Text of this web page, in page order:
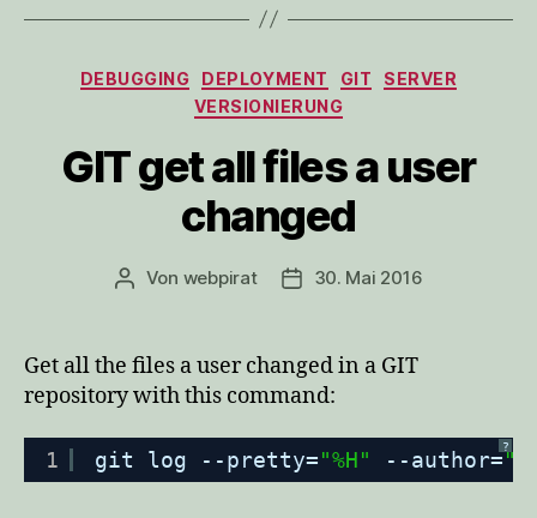
Kategorien
DEBUGGING DEPLOYMENT GIT
SERVER
VERSIONIERUNG
GIT get all files a user
changed
Beitragsautor
Von webpirat Veröffentlichungsdatum
30. Mai 2016
Get all the files a user changed in a GIT
repository with this command:
?
1 git log --pretty="%H" --author=